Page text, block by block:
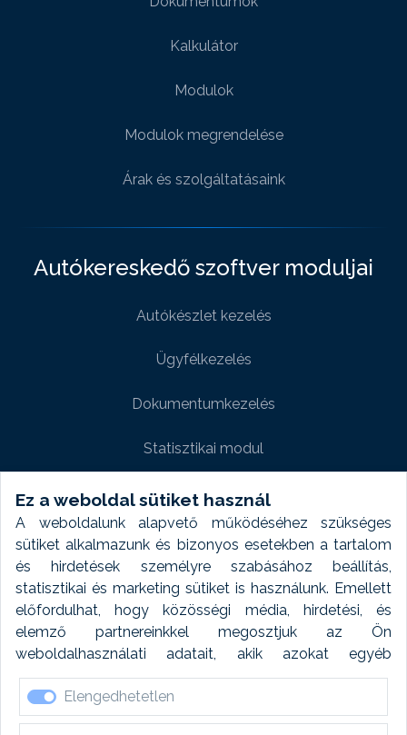
Ez a weboldal sütiket használ
A weboldalunk alapvető működéséhez szükséges
sütiket alkalmazunk és bizonyos esetekben a tartalom
és hirdetések személyre szabásához beállítás,
statisztikai és marketing sütiket is használunk. Emellett
előfordulhat, hogy közösségi média, hirdetési, és
elemző partnereinkkel megosztjuk az Ön
weboldalhasználati adatait, akik azokat egyéb
forrásokból gyűjtött adatokkal kombinálhatják. A sütik
elfogadásával kapcsolatosan naplózást végzünk és
ezen adatokat 6 hónap után automatikusan töröljük. A
Elengedhetetlen
Kalkulátor
Modulok
Modulok megrendelése
Árak és szolgáltatásaink
Autókereskedő szoftver moduljai
Autókészlet kezelés
Ügyfélkezelés
Dokumentumkezelés
Statisztikai modul
Weboldal modul
Fényképtár extra modul
Autómosó modul
Feladatütemezés